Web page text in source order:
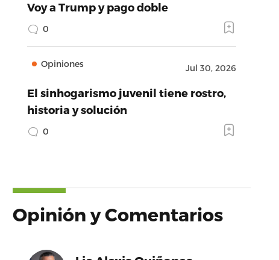
Voy a Trump y pago doble
0
Opiniones Jul 30, 2026
El sinhogarismo juvenil tiene rostro,
historia y solución
0
Opinión y Comentarios